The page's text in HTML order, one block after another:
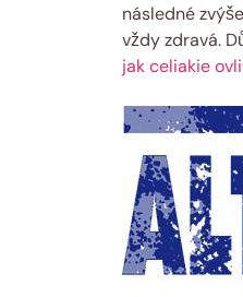
následné
vždy zdravá.
jak celiakie